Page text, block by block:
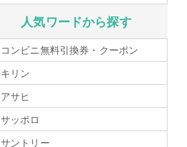
人気ワードから探す
コンビニ無料引換券・クーポン
キリン
アサヒ
サッポロ
サントリー